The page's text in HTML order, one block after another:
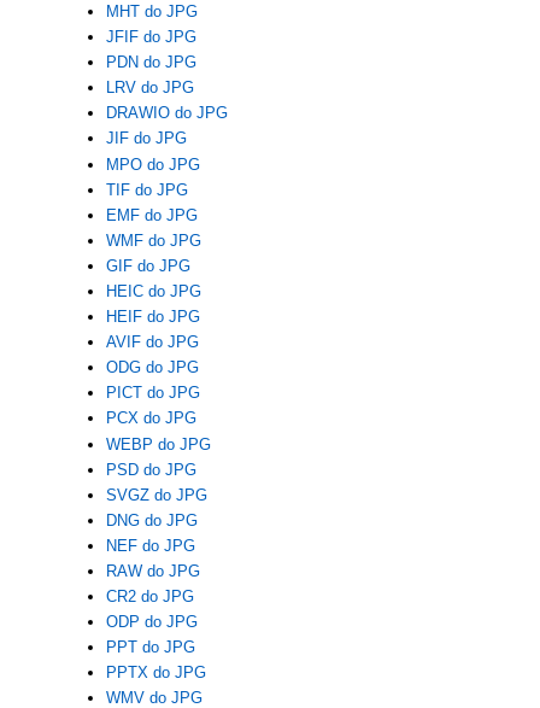
MHT do JPG
JFIF do JPG
PDN do JPG
LRV do JPG
DRAWIO do JPG
JIF do JPG
MPO do JPG
TIF do JPG
EMF do JPG
WMF do JPG
GIF do JPG
HEIC do JPG
HEIF do JPG
AVIF do JPG
ODG do JPG
PICT do JPG
PCX do JPG
WEBP do JPG
PSD do JPG
SVGZ do JPG
DNG do JPG
NEF do JPG
RAW do JPG
CR2 do JPG
ODP do JPG
PPT do JPG
PPTX do JPG
WMV do JPG